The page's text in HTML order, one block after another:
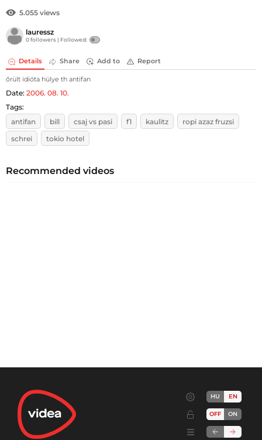
5.055 views
lauressz
0 followers | Followed:
Details Share Add to Report
őrült idióta hülye th antifan
Date: 2006. 08. 10.
Tags:
antifan
bill csaj vs pasi f1 kaulitz
ropi azaz fruzsi
schrei
tokio hotel
Recommended videos
HU EN
OFF ON